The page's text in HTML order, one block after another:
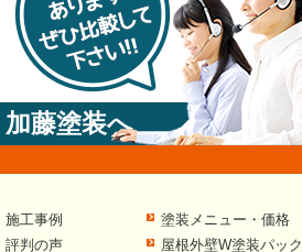
藤塗装へ
施工事例
評判の声
塗装メニュー・価格
屋根外壁W塗装パック